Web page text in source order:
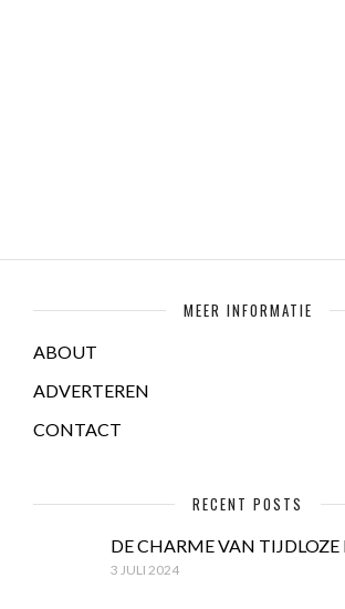
MEER INFORMATIE
ABOUT
ADVERTEREN
CONTACT
RECENT POSTS
DE CHARME VAN TIJDLOZE
3 JULI 2024